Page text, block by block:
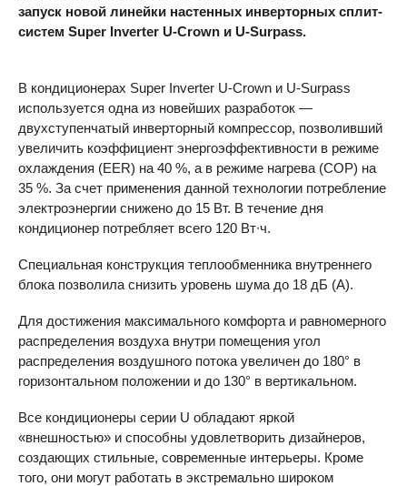
запуск новой линейки настенных инверторных сплит-
систем Super Inverter U-Crown и U-Surpass.
В кондиционерах Super Inverter U-Crown и U-Surpass
используется одна из новейших разработок —
двухступенчатый инверторный компрессор, позволивший
увеличить коэффициент энергоэффективности в режиме
охлаждения (EER) на 40 %, а в режиме нагрева (COP) на
35 %. За счет применения данной технологии потребление
электроэнергии снижено до 15 Вт. В течение дня
кондиционер потребляет всего 120 Вт∙ч.
Специальная конструкция теплообменника внутреннего
блока позволила снизить уровень шума до 18 дБ (А).
Для достижения максимального комфорта и равномерного
распределения воздуха внутри помещения угол
распределения воздушного потока увеличен до 180° в
горизонтальном положении и до 130° в вертикальном.
Все кондиционеры серии U обладают яркой
«внешностью» и способны удовлетворить дизайнеров,
создающих стильные, современные интерьеры. Кроме
того, они могут работать в экстремально широком